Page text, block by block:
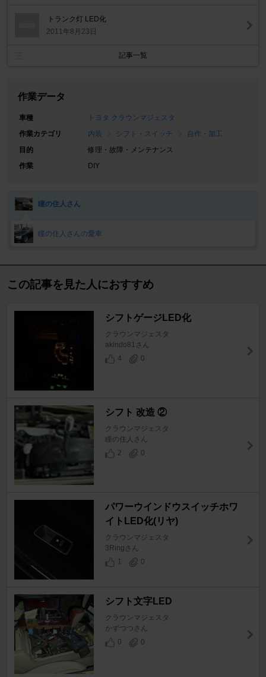
トランク灯 LED化
2011年8月23日
記事一覧
作業データ
車種
トヨタ クラウンマジェスタ
作業カテゴリ
内装 シフト・スイッチ
自作・加工
目的
修理・故障・メンテナンス
作業
DIY
瞳の住人さん
瞳の住人さんの愛車
この記事を見た人におすすめ
シフトゲージLED化
クラウンマジェスタ
akindo81さん
4
0
シフト 改造 ②
クラウンマジェスタ
瞳の住人さん
2
0
パワーウインドウスイッチホワ
イトLED化(リヤ)
クラウンマジェスタ
3Ringさん
1
0
シフト文字LED
クラウンマジェスタ
かずつつさん
0
0